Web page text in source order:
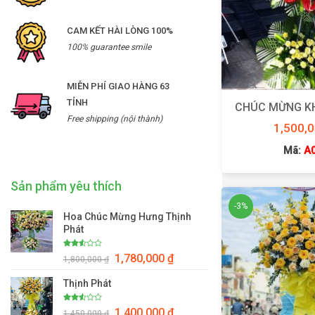
CAM KẾT HÀI LÒNG 100%
100% guarantee smile
MIỄN PHÍ GIAO HÀNG 63
TỈNH
Free shipping (nội thành)
Sản phẩm yêu thích
Hoa Chúc Mừng Hưng Thịnh
Phát
Được
xếp
2.50
5 sao
1,800,000₫
Giá
1,780,000 ₫Giá
1,780,000 ₫.
Thịnh Phát
Được
Giá
1,400,000 ₫Giá
CHÚC MỪNG
Mã:
-3%